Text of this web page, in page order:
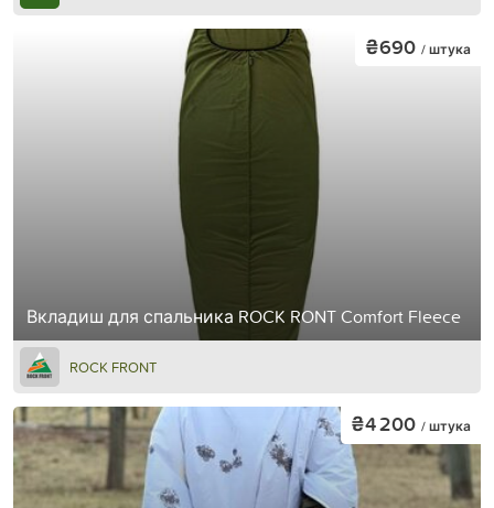
Вкладиш для спальника ROCK RONT Comfort Fleece
₴690 / штука
ROCK FRONT
₴4 200 / штука